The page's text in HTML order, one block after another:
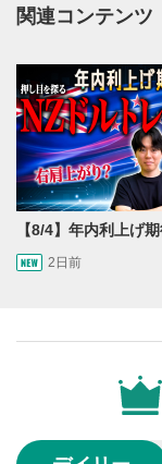
動画再生エリ
動画を再生ま
4
10秒戻し/
10秒、動画を
5
シークバー
再生位置を示
するとその位
スライダーを
8
全画面表示
関連コンテンツ
2日前